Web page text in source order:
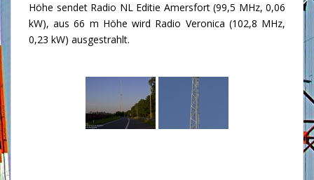
t
Höhe sendet Radio NL Editie Amersfort (99,5 MHz, 0,06
kW), aus 66 m Höhe wird Radio Veronica (102,8 MHz,
0,23 kW) ausgestrahlt.